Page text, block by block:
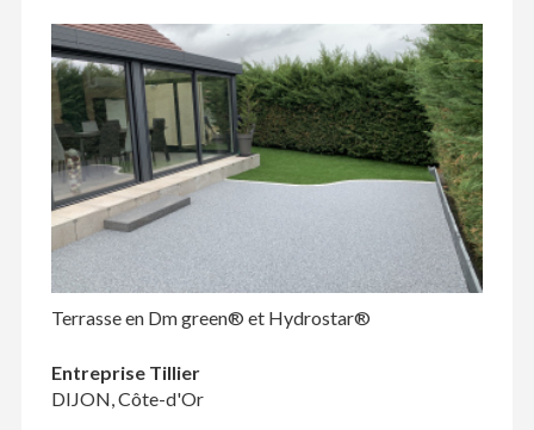
Terrasse en Dm green® et Hydrostar®
Entreprise Tillier
DIJON, Côte-d'Or